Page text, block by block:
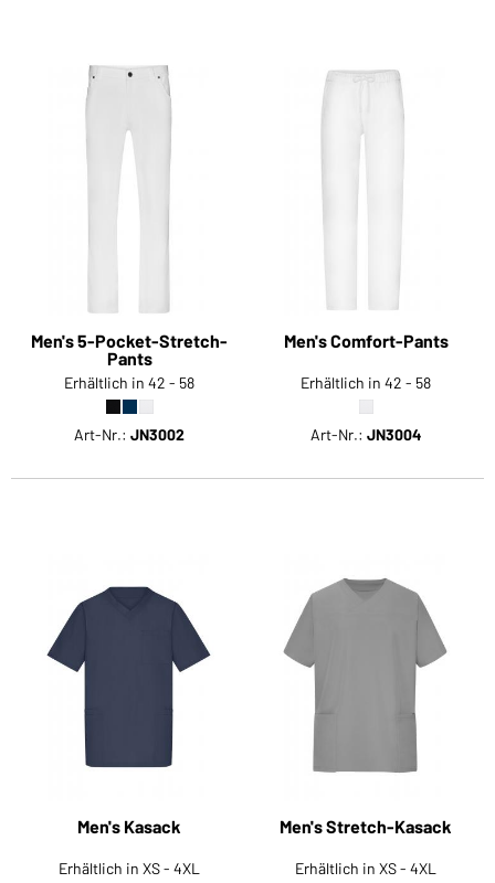
Men's 5-Pocket-Stretch-
Pants
Erhältlich in 42 - 58
Art-Nr.: JN3002
Men's Comfort-Pants
Erhältlich in 42 - 58
Art-Nr.: JN3004
Men's Kasack
Erhältlich in XS - 4XL
Men's Stretch-Kasack
Erhältlich in XS - 4XL